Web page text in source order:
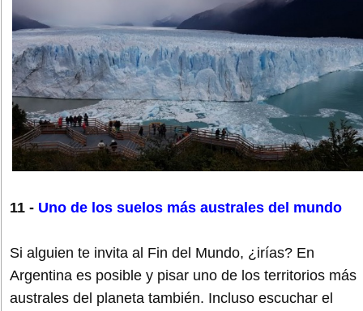
11 - Uno de los suelos más australes del mundo
Si alguien te invita al Fin del Mundo, ¿irías? En
Argentina es posible y pisar uno de los territorios más
australes del planeta también. Incluso escuchar el